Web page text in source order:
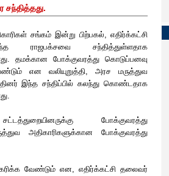
சந்தித்தது.
சங்கம் இன்று பிற்பகல், எதிர்க்கட்சி
ராஜபக்சவை சந்தித்துள்ளதாக
தமக்கான போக்குவரத்து கொடுப்பனவு
என வலியுறுத்தி, அரச மருத்துவ
இந்த சந்திப்பில் கலந்து கொண்டதாக
சட்டத்துறையினருக்கு போக்குவரத்து
அதிகாரிகளுக்கான போக்குவரத்து
வேண்டும் என, எதிர்க்கட்சி தலைவர்